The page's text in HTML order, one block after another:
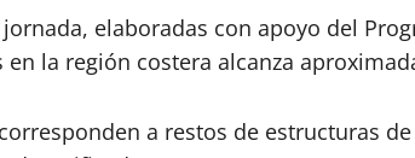
elaboradas con apoyo del
la región costera alcanza
a restos de estructuras